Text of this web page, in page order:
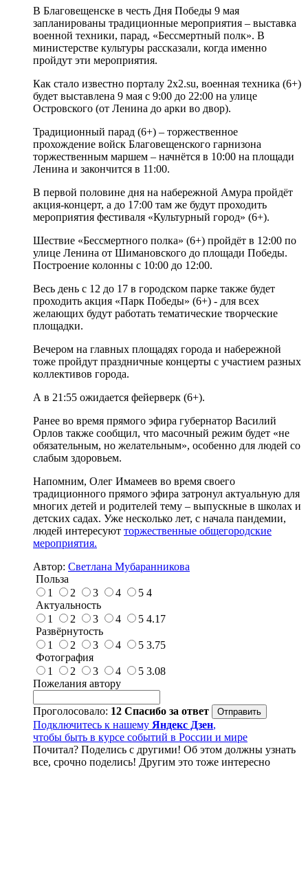
В Благовещенске в честь Дня Победы 9 мая
запланированы традиционные мероприятия – выставка
военной техники, парад, «Бессмертный полк». В
министерстве культуры рассказали, когда именно
пройдут эти мероприятия.
Как стало известно порталу 2x2.su, военная техника (6+)
будет выставлена 9 мая с 9:00 до 22:00 на улице
Островского (от Ленина до арки во двор).
Традиционный парад (6+) – торжественное
прохождение войск Благовещенского гарнизона
торжественным маршем – начнётся в 10:00 на площади
Ленина и закончится в 11:00.
В первой половине дня на набережной Амура пройдёт
акция-концерт, а до 17:00 там же будут проходить
мероприятия фестиваля «Культурный город» (6+).
Шествие «Бессмертного полка» (6+) пройдёт в 12:00 по
улице Ленина от Шимановского до площади Победы.
Построение колонны с 10:00 до 12:00.
Весь день с 12 до 17 в городском парке также будет
проходить акция «Парк Победы» (6+) - для всех
желающих будут работать тематические творческие
площадки.
Вечером на главных площадях города и набережной
тоже пройдут праздничные концерты с участием разных
коллективов города.
А в 21:55 ожидается фейерверк (6+).
Ранее во время прямого эфира губернатор Василий
Орлов также сообщил, что масочный режим будет «не
обязательным, но желательным», особенно для людей со
слабым здоровьем.
Напомним, Олег Имамеев во время своего
традиционного прямого эфира затронул актуальную для
многих детей и родителей тему – выпускные в школах и
детских садах. Уже несколько лет, с начала пандемии,
людей интересуют торжественные общегородские
мероприятия.
Автор: Светлана Мубаранникова
Польза
1
2 3 4 5 4
Актуальность
1
2 3 4 5 4.17
Развёрнутость
1
2 3 4 5 3.75
Фотография
1
2 3 4 5 3.08
Пожелания автору
Проголосовало: 12 Спасибо за ответ
Подключитесь к нашему Яндекс Дзен,
чтобы быть в курсе событий в России и мире
Почитал? Поделись с другими! Об этом должны узнать
все, срочно поделись! Другим это тоже интересно